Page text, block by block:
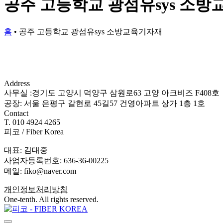
공주 고등학교 광섬유sys 소방
홈 • 공주 고등학교 광섬유sys 소방교육기자재
Address
사무실 :경기도 고양시 덕양구 삼원로63 고양 아크비즈 F408호
공장: 서울 은평구 갈현로 45길57 건영아파트 상가 1층 1호
Contact
T. 010 4924 4265
피코 / Fiber Korea
대표: 김대중
사업자등록번호: 636-36-00225
메일: fiko@naver.com
개인정보처리방침
One-tenth. All rights reserved.